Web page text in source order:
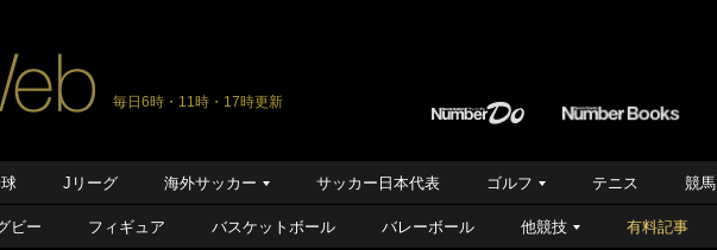
毎日6時・11時・17時更新
Jリーグ 海外サッカー サッカー日本代表 ゴルフ テニス 競馬
ビー フィギュア バスケットボール バレーボール 他競技 有料記事